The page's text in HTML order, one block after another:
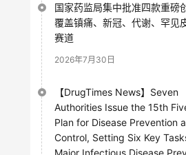
国家药监局集中批准四款重磅
覆盖镇痛、新冠、代谢、罕见
赛道
2026年7月30日
【DrugTimes News】Seven
Authorities Issue the 15th
Plan for Disease Prevention
Control, Setting Six Key
Major Infectious Disease